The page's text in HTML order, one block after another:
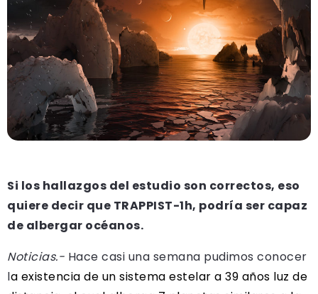
Si los hallazgos del estudio son correctos, eso
quiere decir que TRAPPIST-1h, podría ser capaz
de albergar océanos.
Noticias.- Hace casi una semana pudimos conocer
la existencia de un sistema estelar a 39 años luz de